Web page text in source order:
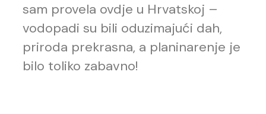
sam provela ovdje u Hrvatskoj –
vodopadi su bili oduzimajući dah,
priroda prekrasna, a planinarenje je
bilo toliko zabavno!